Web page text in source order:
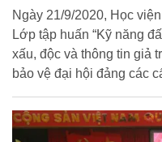
Ngày 21/9/2020, Học
Lớp tập huấn “Kỹ năng
xấu, độc và thông tin giả
bảo vệ đại hội đảng các
quốc lần thứ XIII của
Học viện.